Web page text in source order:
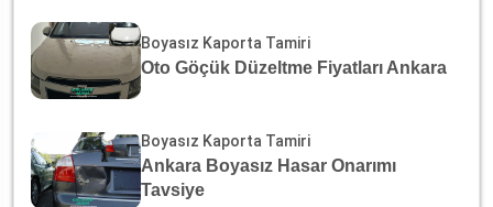
Boyasız Kaporta Tamiri
Oto Göçük Düzeltme Fiyatları Ankara
Boyasız Kaporta Tamiri
Ankara Boyasız Hasar Onarımı
Tavsiye